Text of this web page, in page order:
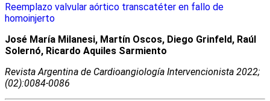
Reemplazo valvular aórtico transcatéter en fallo de
homoinjerto
José María Milanesi, Martín Oscos, Diego Grinfeld, Raúl
Solernó, Ricardo Aquiles Sarmiento
Revista Argentina de Cardioangiologí­a Intervencionista 2022;
(02):0084-0086